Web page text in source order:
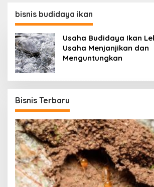
bisnis budidaya ikan
Usaha Budidaya Ikan
Usaha Menjanjikan dan
Menguntungkan
Bisnis Terbaru